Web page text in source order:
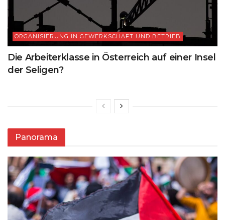
ORGANISIERUNG IN GEWERKSCHAFT UND BETRIEB
Die Arbeiterklasse in Österreich auf einer Insel
der Seligen?
Panorama